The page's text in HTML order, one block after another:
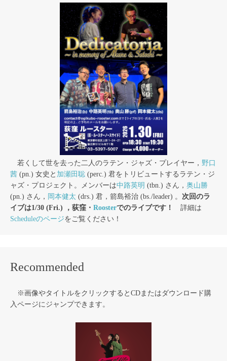
若くして世を去った二人のラテン・ジャズ・プレイヤー， 野口
茜 (pn.) 女史と 加瀬田聡 (perc.) 君をトリビュートするラテン・ジ
ャズ・プロジェクト。メンバーは中路英明 (tbn.) さん， 奥山勝
(pn.) さん， 岡本健太 (drs.) 君，箭島裕治 (bs./leader) 。 次回のラ
イブは1/30 (Fri.) ，荻窪・ Roosterでのライブです！
詳細は
Scheduleのページをご覧ください！
Recommended
※画像やタイトルをクリックするとCDまたはダウンロード購
入ページにジャンプできます。